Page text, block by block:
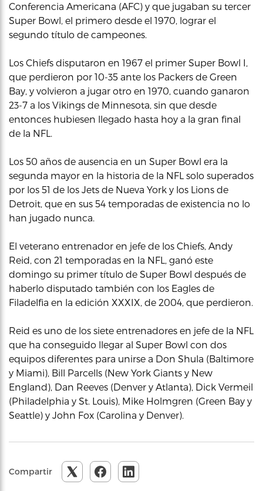
Conferencia Americana (AFC) y que jugaban su tercer
Super Bowl, el primero desde el 1970, lograr el
segundo título de campeones.
Los Chiefs disputaron en 1967 el primer Super Bowl I,
que perdieron por 10-35 ante los Packers de Green
Bay, y volvieron a jugar otro en 1970, cuando ganaron
23-7 a los Vikings de Minnesota, sin que desde
entonces hubiesen llegado hasta hoy a la gran final
de la NFL.
Los 50 años de ausencia en un Super Bowl era la
segunda mayor en la historia de la NFL solo superados
por los 51 de los Jets de Nueva York y los Lions de
Detroit, que en sus 54 temporadas de existencia no lo
han jugado nunca.
El veterano entrenador en jefe de los Chiefs, Andy
Reid, con 21 temporadas en la NFL, ganó este
domingo su primer título de Super Bowl después de
haberlo disputado también con los Eagles de
Filadelfia en la edición XXXIX, de 2004, que perdieron.
Reid es uno de los siete entrenadores en jefe de la NFL
que ha conseguido llegar al Super Bowl con dos
equipos diferentes para unirse a Don Shula (Baltimore
y Miami), Bill Parcells (New York Giants y New
England), Dan Reeves (Denver y Atlanta), Dick Vermeil
(Philadelphia y St. Louis), Mike Holmgren (Green Bay y
Seattle) y John Fox (Carolina y Denver).
Compartir